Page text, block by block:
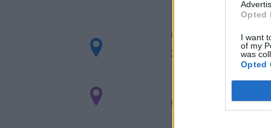
Opted
I want
of my
was
Opted
de Helechosa de
238 km 2h 53 min
de